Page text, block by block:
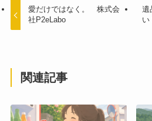
愛だけではなく。 株式会
社P2eLabo
遺
関連記事